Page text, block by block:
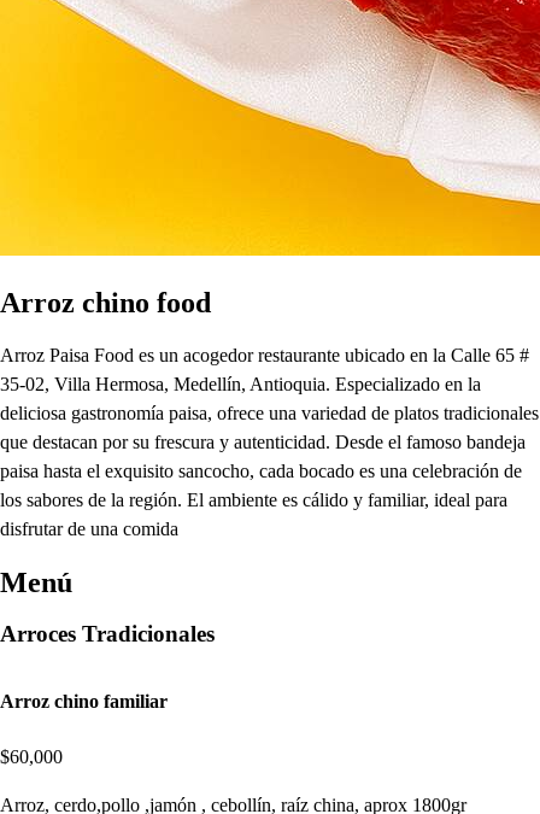
Arroz chino food
Arroz Paisa Food es un acogedor restaurante ubicado en la Calle 65 #
35-02, Villa Hermosa, Medellín, Antioquia. Especializado en la
deliciosa gastronomía paisa, ofrece una variedad de platos tradicionales
que destacan por su frescura y autenticidad. Desde el famoso bandeja
paisa hasta el exquisito sancocho, cada bocado es una celebración de
los sabores de la región. El ambiente es cálido y familiar, ideal para
disfrutar de una comida
Menú
Arroces Tradicionales
Arroz chino familiar
$60,000
Arroz, cerdo,pollo ,jamón , cebollín, raíz china, aprox 1800gr